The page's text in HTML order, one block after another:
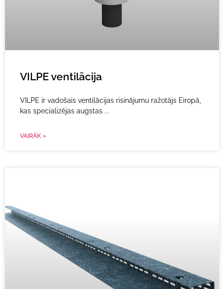
VILPE ventilācija
VILPE ir vadošais ventilācijas risinājumu ražotājs Eiropā,
kas specializējas augstas
VAIRĀK »